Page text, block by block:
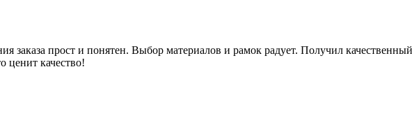
заказа прост и понятен. Выбор материалов и рамок радует. Получил качественный
ценит качество!